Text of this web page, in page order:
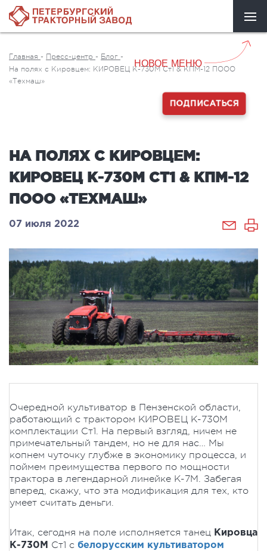
НОВОЕ МЕНЮ
Главная - Пресс-центр - Блог -
На полях с Кировцем: КИРОВЕЦ К-730М Ст1 & КПМ-12 ПООО
«Техмаш»
ПОДПИСАТЬСЯ
НА ПОЛЯХ С КИРОВЦЕМ:
КИРОВЕЦ К-730М СТ1 & КПМ-12
ПООО «ТЕХМАШ»
07 июля 2022
Очередной культиватор в Пензенской области,
работающий с трактором КИРОВЕЦ К-730М
комплектации Ст1. На первый взгляд, ничем не
примечательный тандем, но не для нас… Мы
копнем чуточку глубже в экономику процесса, и
поймем преимущества первого по мощности
трактора в легендарной линейке К-7М. Забегая
вперед, скажу, что эта модификация для тех, кто
умеет считать деньги.
Итак, сегодня на поле исполняется танец Кировца
К-730М
Ст1 с белорусским культиватором